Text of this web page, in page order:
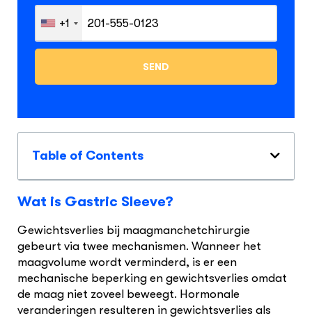
+1
Table of Contents
Wat is Gastric Sleeve?
Gewichtsverlies bij maagmanchetchirurgie
gebeurt via twee mechanismen. Wanneer het
maagvolume wordt verminderd, is er een
mechanische beperking en gewichtsverlies omdat
de maag niet zoveel beweegt. Hormonale
veranderingen resulteren in gewichtsverlies als